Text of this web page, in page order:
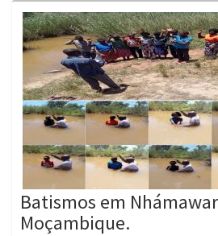
Batismos em
Moçambique.